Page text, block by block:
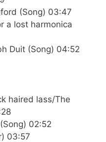
(Song) 03:47
a lost harmonica
Duit (Song) 04:52
haired lass/The
02:52
03:57